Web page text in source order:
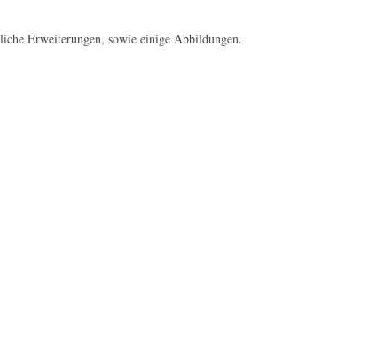
Erweiterungen, sowie einige Abbildungen.